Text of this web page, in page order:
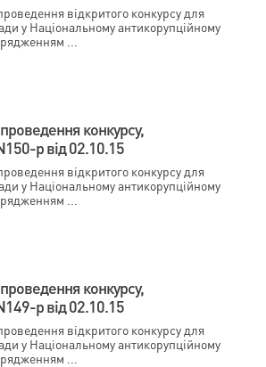
відкритого конкурсу для
у Національному антикорупційному
...
конкурсу,
р від 02.10.15
відкритого конкурсу для
у Національному антикорупційному
...
конкурсу,
р від 02.10.15
відкритого конкурсу для
у Національному антикорупційному
...